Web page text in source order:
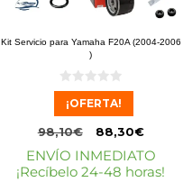
Kit Servicio para Yamaha F20A (2004-2006
)
0
e
¡OFERTA!
98,10€ 88,30€
ENVÍO INMEDIATO
¡Recíbelo 24-48 horas!